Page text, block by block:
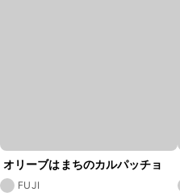
オリーブはまちのカルパッチョ
FUJI